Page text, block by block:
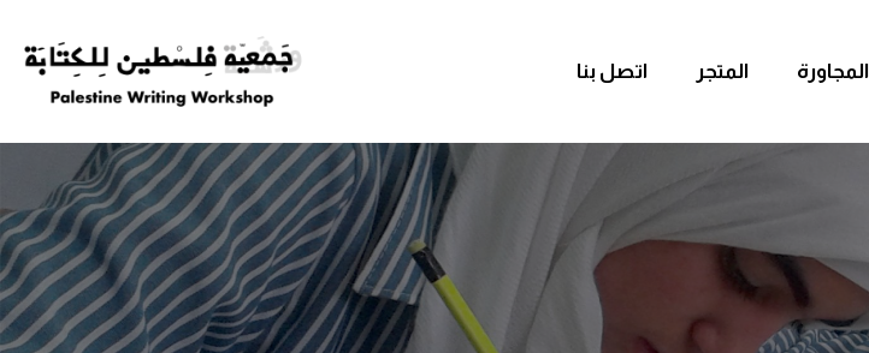
المجاورة المتجر اتصل بنا